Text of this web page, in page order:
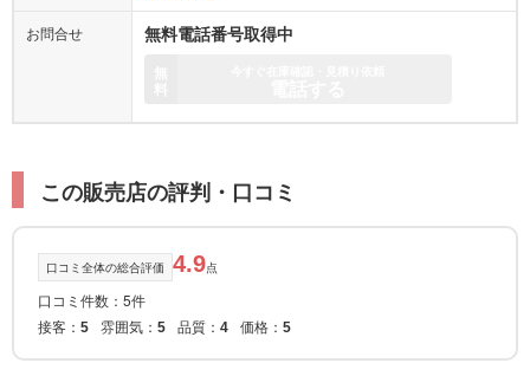
お問合せ 無料電話番号取得中
この販売店の評判・口コミ
口コミ全体の総合評価 4.9点
口コミ件数：5件
接客： 5 雰囲気： 5 品質： 4 価格： 5